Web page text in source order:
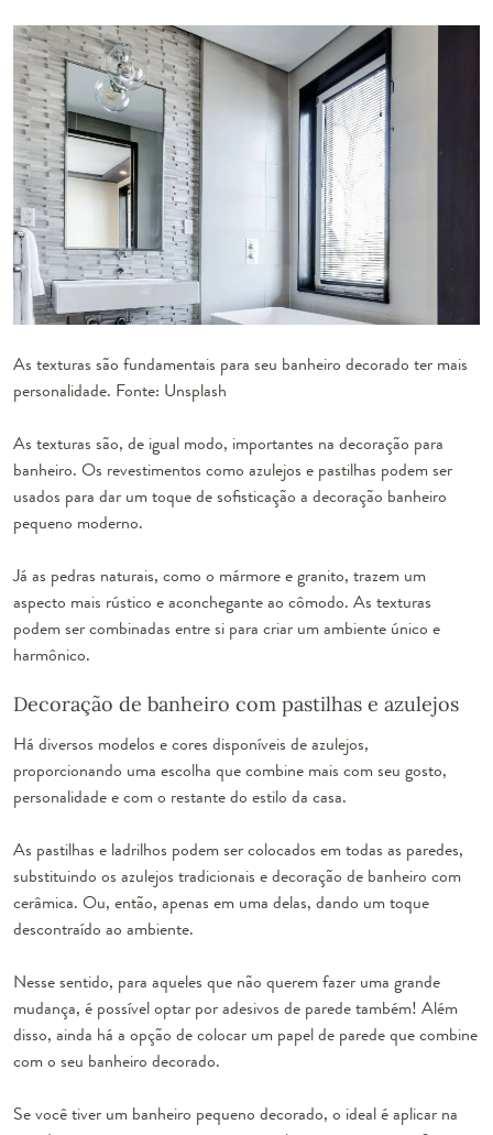
As texturas são fundamentais para seu banheiro decorado ter mais
personalidade. Fonte: Unsplash
As texturas são, de igual modo, importantes na decoração para
banheiro. Os revestimentos como azulejos e pastilhas podem ser
usados para dar um toque de sofisticação a decoração banheiro
pequeno moderno.
Já as pedras naturais, como o mármore e granito, trazem um
aspecto mais rústico e aconchegante ao cômodo. As texturas
podem ser combinadas entre si para criar um ambiente único e
harmônico.
Decoração de banheiro com pastilhas e azulejos
Há diversos modelos e cores disponíveis de azulejos,
proporcionando uma escolha que combine mais com seu gosto,
personalidade e com o restante do estilo da casa.
As pastilhas e ladrilhos podem ser colocados em todas as paredes,
substituindo os azulejos tradicionais e decoração de banheiro com
cerâmica. Ou, então, apenas em uma delas, dando um toque
descontraído ao ambiente.
Nesse sentido, para aqueles que não querem fazer uma grande
mudança, é possível optar por adesivos de parede também! Além
disso, ainda há a opção de colocar um papel de parede que combine
com o seu banheiro decorado.
Se você tiver um banheiro pequeno decorado, o ideal é aplicar na